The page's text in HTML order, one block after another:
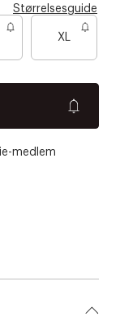
Størrelsesguide
XL
medlem